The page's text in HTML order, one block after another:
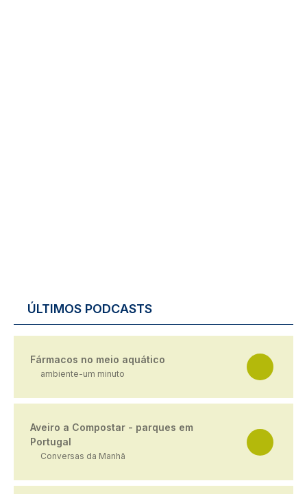
ÚLTIMOS PODCASTS
Fármacos no meio aquático
ambiente-um minuto
Aveiro a Compostar - parques em
Portugal
Conversas da Manhã